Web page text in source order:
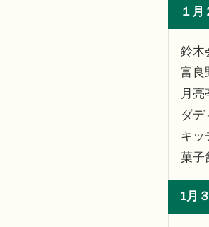
１
鈴木
富良
月
ダデ
キッ
菓子
1月